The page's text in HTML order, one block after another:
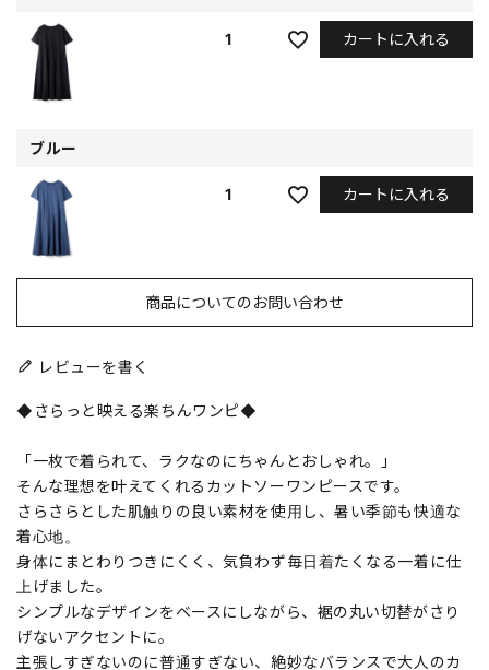
1 カートに入れる
ブルー
1 カートに入れる
商品についてのお問い合わせ
レビューを書く
◆さらっと映える楽ちんワンピ◆
「一枚で着られて、ラクなのにちゃんとおしゃれ。」
そんな理想を叶えてくれるカットソーワンピースです。
さらさらとした肌触りの良い素材を使用し、暑い季節も快適な
着心地。
身体にまとわりつきにくく、気負わず毎日着たくなる一着に仕
上げました。
シンプルなデザインをベースにしながら、裾の丸い切替がさり
げないアクセントに。
主張しすぎないのに普通すぎない、絶妙なバランスで大人のカ